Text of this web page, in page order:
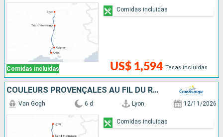
Comidas incluidas US$ 1,594 Tasas incluidas
Comidas incluidas
COULEURS PROVENÇALES AU FIL DU RHÔNE
Van Gogh 6 d Lyon 12/11/2026
Comidas incluidas